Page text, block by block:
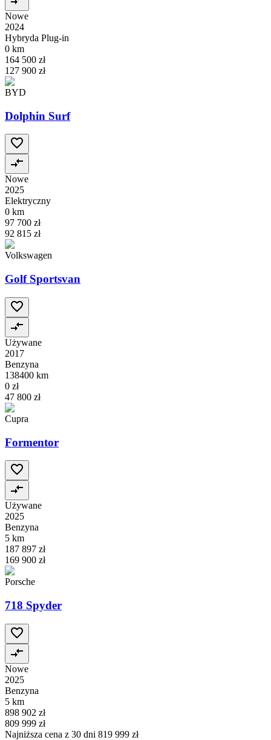
Nowe
2024
Hybryda Plug-in
0 km
164 500 zł
127 900 zł
BYD
Dolphin Surf
Nowe
2025
Elektryczny
0 km
97 700 zł
92 815 zł
Volkswagen
Golf Sportsvan
Używane
2017
Benzyna
138400 km
0 zł
47 800 zł
Cupra
Formentor
Używane
2025
Benzyna
5 km
187 897 zł
169 900 zł
Porsche
718 Spyder
Nowe
2025
Benzyna
5 km
898 902 zł
809 999 zł
Najniższa cena z 30 dni 819 999 zł